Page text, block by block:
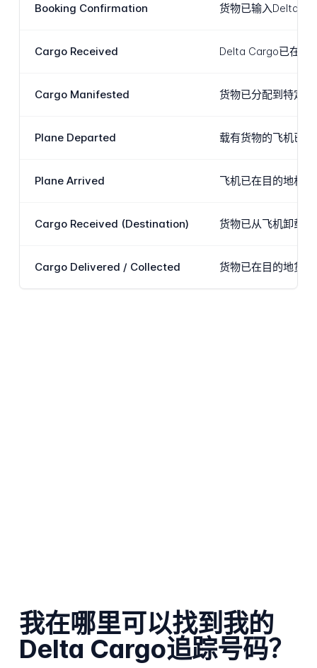
Booking Confirmation 货物已输入Delta
Cargo Received Delta Cargo已在始
Cargo Manifested 货物已分配到特定
Plane Departed 载有货物的飞机已
Plane Arrived 飞机已在目的地机
Cargo Received (Destination) 货物已从飞机卸载
Cargo Delivered / Collected 货物已在目的地货
我在哪里可以找到我的
Delta Cargo追踪号码？